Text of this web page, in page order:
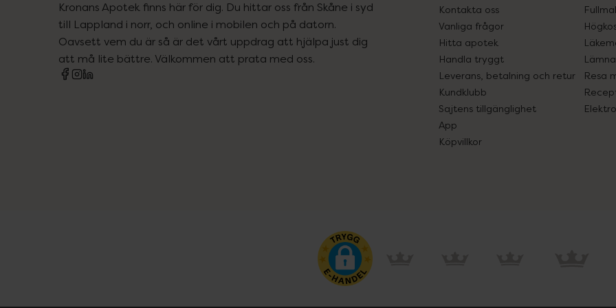
Kronans Apotek finns här för dig. Du hittar oss från Skåne i syd
till Lappland i norr, och online i mobilen och på datorn.
Oavsett vem du är så är det vårt uppdrag att hjälpa just dig
att må lite bättre. Välkommen att prata med oss.
Kontakta oss
Vanliga frågor
Hitta apotek
Handla tryggt
Leverans, betalning och retur
Kundklubb
Sajtens tillgänglighet
App
Köpvillkor
Resa